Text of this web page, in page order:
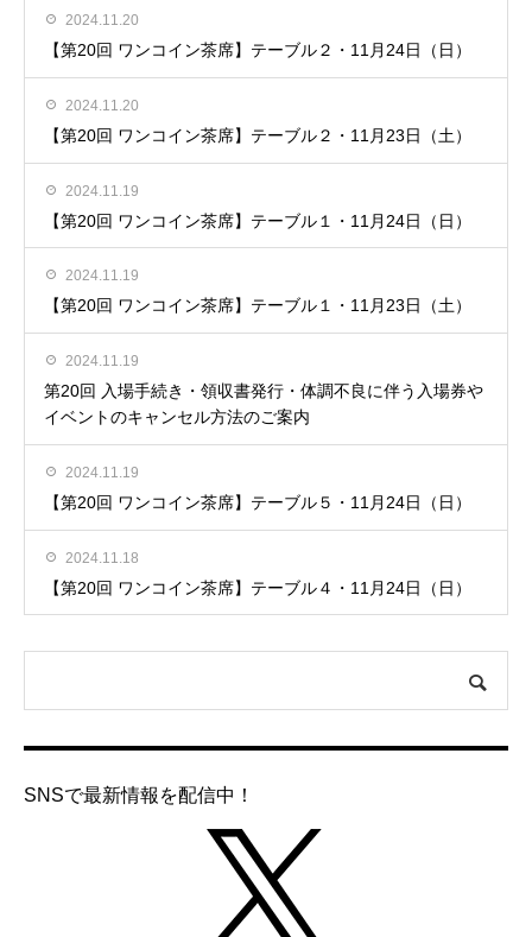
2024.11.20
【第20回 ワンコイン茶席】テーブル２・11月24日（日）
2024.11.20
【第20回 ワンコイン茶席】テーブル２・11月23日（土）
2024.11.19
【第20回 ワンコイン茶席】テーブル１・11月24日（日）
2024.11.19
【第20回 ワンコイン茶席】テーブル１・11月23日（土）
2024.11.19
第20回 入場手続き・領収書発行・体調不良に伴う入場券や
イベントのキャンセル方法のご案内
2024.11.19
【第20回 ワンコイン茶席】テーブル５・11月24日（日）
2024.11.18
【第20回 ワンコイン茶席】テーブル４・11月24日（日）
SNSで最新情報を配信中！